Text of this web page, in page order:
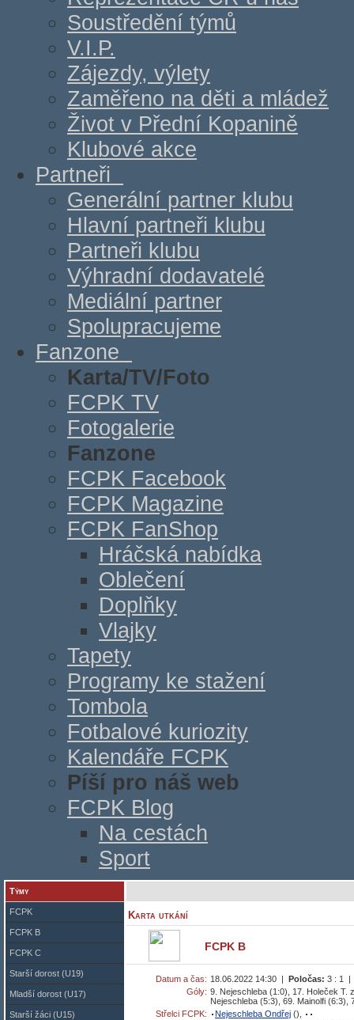
Soustředění týmů
V.I.P.
Zájezdy, výlety
Zaměřeno na děti a mládež
Život v Přední Kopanině
Klubové akce
Partneři
Generální partner klubu
Hlavní partneři klubu
Partneři klubu
Výhradní dodavatelé
Mediální partner
Spolupracujeme
Fanzone
Karta/TV/Foto
FCPK TV
Fotogalerie
Fanzone
FCPK Facebook
FCPK Magazine
FCPK FanShop
Hráčská nabídka
Oblečení
Doplňky
Vlajky
Tapety
Programy ke stažení
Tombola
Fotbalové kuriozity
Kalendáře FCPK
Píší pro náš web
FCPK Blog
Na cestách
Sport
Týmy
FCPK
FCPK B
FCPK C
Starší dorost (U19)
Mladší dorost (U17)
Starší žáci (U15)
Karta utkání
FCPK B
Datum a čas: 18.06.2022 14:30 | Poločas: 3 : 1
Góly: 9. Nejeschleba (1:0), 17. Holeček T.
Nejeschleba (5:3), 69. Mainolfi (6:3),
Střelci FCPK:
Nejeschleba Ondřej (),